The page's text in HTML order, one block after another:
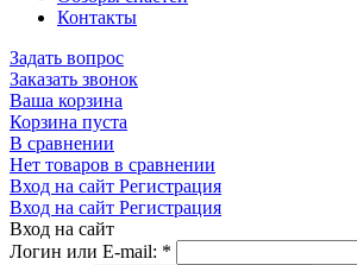
Контакты
Задать вопрос
Заказать звонок
Ваша корзина
Корзина пуста
В сравнении
Нет товаров в сравнении
Вход на сайт Регистрация
Вход на сайт Регистрация
Вход на сайт
Логин или E-mail: *